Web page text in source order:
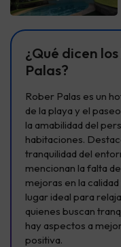
¿Qué dicen
Palas?
Rober Palas es un
de la playa y el
la amabilidad del
habitaciones.
tranquilidad del
mencionan la falta
mejoras en la
lugar ideal para
quienes buscan
hay aspectos a
positiva.